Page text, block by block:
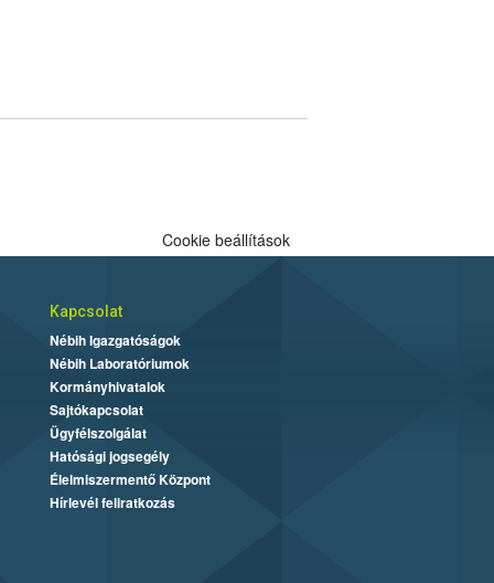
Cookie beállítások
Kapcsolat
Nébih Igazgatóságok
Nébih Laboratóriumok
Kormányhivatalok
Sajtókapcsolat
Ügyfélszolgálat
Hatósági jogsegély
Élelmiszermentő Központ
Hírlevél feliratkozás